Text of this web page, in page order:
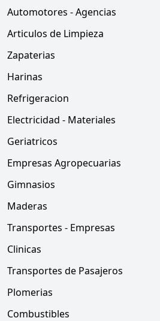
Automotores - Agencias
Articulos de Limpieza
Zapaterias
Harinas
Refrigeracion
Electricidad - Materiales
Geriatricos
Empresas Agropecuarias
Gimnasios
Maderas
Transportes - Empresas
Clinicas
Transportes de Pasajeros
Plomerias
Combustibles